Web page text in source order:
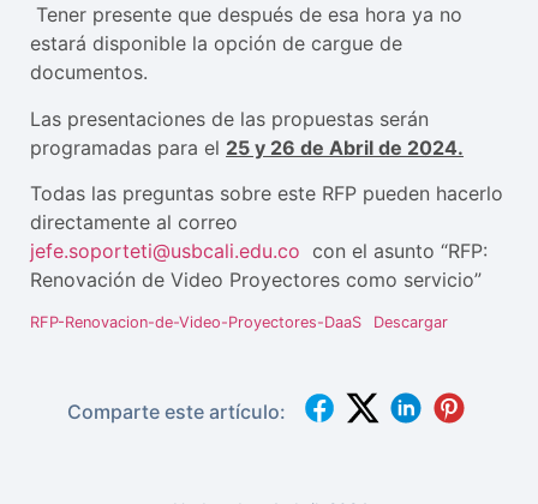
Tener presente que después de esa hora ya no
estará disponible la opción de cargue de
documentos.
Las presentaciones de las propuestas serán
programadas para el 25 y 26 de Abril de 2024.
Todas las preguntas sobre este RFP pueden hacerlo
directamente al correo
jefe.soporteti@usbcali.edu.co con el asunto “RFP:
Renovación de Video Proyectores como servicio”
RFP-Renovacion-de-Video-Proyectores-DaaS Descargar
Comparte este artículo: